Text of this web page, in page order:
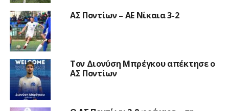
ΑΣ Ποντίων – ΑΕ Νίκαια 3-2
Τον Διονύση Μπρέγκου απέκτησε ο
ΑΣ Ποντίων